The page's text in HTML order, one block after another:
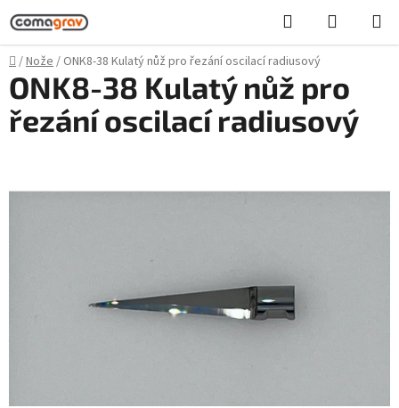
Přejít
na
obsah
Hledat
KOŠÍK
Domů
/Nože/ ONK8-38 Kulatý nůž pro řezání oscilací radiusový
ONK8-38 Kulatý nůž pro
řezání oscilací radiusový